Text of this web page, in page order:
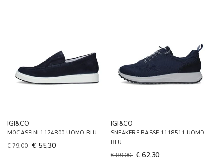
IGI&CO
MOCASSINI 1124800 UOMO BLU
€ 79,00 € 55,30
IGI&CO
SNEAKERS BASSE 1118511 UOMO
BLU
€ 89,00 € 62,30